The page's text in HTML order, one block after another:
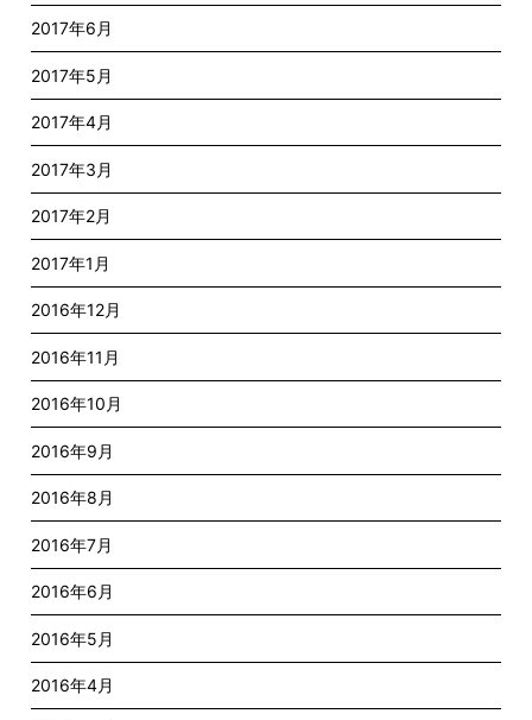
2017年6月
2017年5月
2017年4月
2017年3月
2017年2月
2017年1月
2016年12月
2016年11月
2016年10月
2016年9月
2016年8月
2016年7月
2016年6月
2016年5月
2016年4月